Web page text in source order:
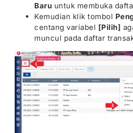
Baru untuk membuka
Kemudian klik tombol
centang variabel [Pilih]
muncul pada daftar